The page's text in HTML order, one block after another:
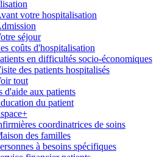
votre hospitalisation
séjour
coûts d'hospitalisation
en difficultés socio-économiques
des patients hospitalisés
tout
d'aide aux patients
du patient
coordinatrices de soins
des familles
à besoins spécifiques